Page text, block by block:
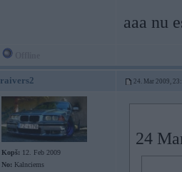
aaa nu
raivers2 24. Mar 2009,
Kopš: 12. Feb 2009
No: Kalnciems
24